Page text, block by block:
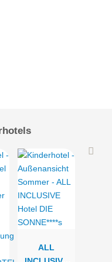
auf zwei Ebenen
Flair. Eingebettet
ALL